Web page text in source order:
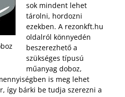
sok mindent lehet
tárolni, hordozni
ezekben. A rezonkft.hu
oldalról könnyedén
beszerezhető a
szükséges típusú
műanyag doboz,
is meg lehet
így bárki be tudja szerezni a